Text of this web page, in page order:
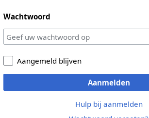
Wachtwoord
Aangemeld blijven
Aanmelden
Hulp bij aanmelden